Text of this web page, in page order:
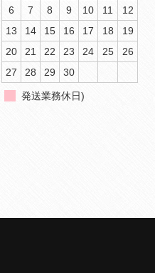
6
7 8 9 10 11
12
13
14 15 16 17 18
19
20
21 22 23 24 25
26
27
28 29 30
発送業務休日)